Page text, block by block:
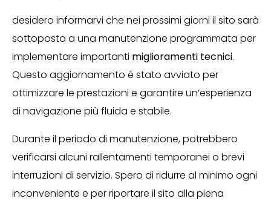
desidero informarvi che nei prossimi giorni il sito sarà
sottoposto a una manutenzione programmata per
implementare importanti miglioramenti tecnici.
Questo aggiornamento è stato avviato per
ottimizzare le prestazioni e garantire un’esperienza
di navigazione più fluida e stabile.
Durante il periodo di manutenzione, potrebbero
verificarsi alcuni rallentamenti temporanei o brevi
interruzioni di servizio. Spero di ridurre al minimo ogni
inconveniente e per riportare il sito alla piena